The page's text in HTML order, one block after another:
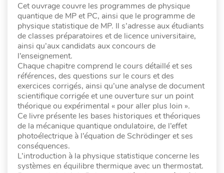
Cet ouvrage couvre les programmes de physique
quantique de MP et PC, ainsi que le programme de
physique statistique de MP. Il s’adresse aux étudiants
de classes préparatoires et de licence universitaire,
ainsi qu’aux candidats aux concours de
l’enseignement.
Chaque chapitre comprend le cours détaillé et ses
références, des questions sur le cours et des
exercices corrigés, ainsi qu’une analyse de document
scientifique corrigée et une ouverture sur un point
théorique ou expérimental « pour aller plus loin ».
Ce livre présente les bases historiques et théoriques
de la mécanique quantique ondulatoire, de l’effet
photoélectrique à l’équation de Schrödinger et ses
conséquences.
L’introduction à la physique statistique concerne les
systèmes en équilibre thermique avec un thermostat.